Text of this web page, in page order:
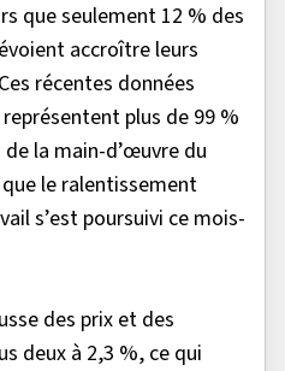
que seulement 12 % des
accroître leurs
récentes données
plus de 99 %
la main-d’œuvre du
le ralentissement
s’est poursuivi ce mois-
des prix et des
deux à 2,3 %, ce qui